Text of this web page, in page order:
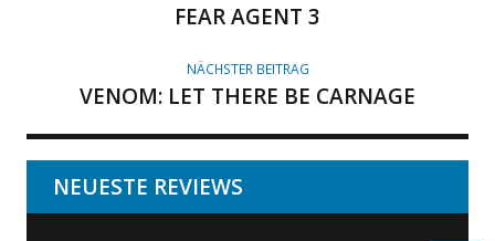
FEAR AGENT 3
NÄCHSTER BEITRAG
VENOM: LET THERE BE CARNAGE
NEUESTE REVIEWS